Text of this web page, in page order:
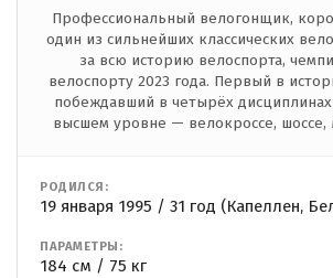
Профессиональный велогонщик,
один из сильнейших классических
за всю историю велоспорта,
велоспорту 2023 года. Первый в
побеждавший в четырёх
высшем уровне — велокроссе, шоссе,
РОДИЛСЯ:
19 января 1995 / 31 год (Капеллен,
ПАРАМЕТРЫ:
184 см / 75 кг